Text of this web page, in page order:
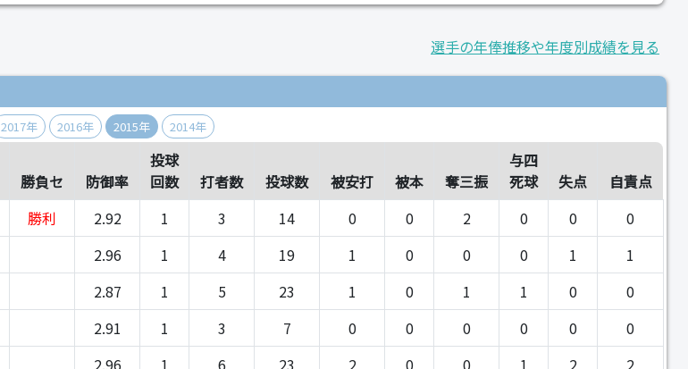
選手の年俸推移や年度別成績を見る
2017年 2016年 2015年 2014年
勝負セ 防御率
投球
回数
打者数 投球数 被安打 被本 奪三振
与四
死球
失点
自責点
勝利 2.92 1 3 14 0 0 2 0 0
0
2.96 1 4 19 1 0 0 0 1
1
2.87 1 5 23 1 0 1 1 0
0
2.91 1 3 7 0 0 0 0 0
0
2.96 1 6 23 2 0 0 1 2
2